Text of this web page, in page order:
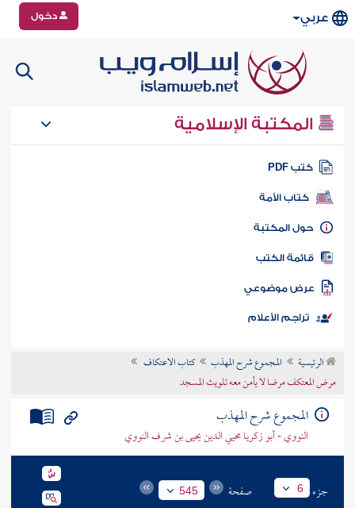
عربي دخول
المكتبة الإسلامية
كتب PDF
كتاب الأمة
المكتبة
الكتب
موضوعي
تراجم الأعلام
الرئيسية المجموع شرح المهذب
كتاب الاعتكاف
مرض المعتكف مرضا لا يأمن معه تلويث المسجد
المجموع شرح المهذب
النووي - أبو زكريا محيي الدين يحيى بن شرف النووي
جزء 6 صفحة 545